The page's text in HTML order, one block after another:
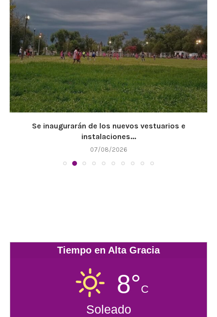
Se inaugurarán de los nuevos vestuarios e
instalaciones...
07/08/2026
Tiempo en Alta Gracia
8°C
Soleado